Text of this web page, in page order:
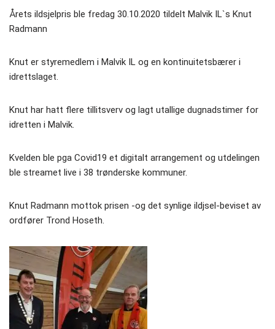
Årets ildsjelpris ble fredag 30.10.2020 tildelt Malvik IL`s Knut
Radmann
Knut er styremedlem i Malvik IL og en kontinuitetsbærer i
idrettslaget.
Knut har hatt flere tillitsverv og lagt utallige dugnadstimer for
idretten i Malvik.
Kvelden ble pga Covid19 et digitalt arrangement og utdelingen
ble streamet live i 38 trønderske kommuner.
Knut Radmann mottok prisen -og det synlige ildjsel-beviset av
ordfører Trond Hoseth.